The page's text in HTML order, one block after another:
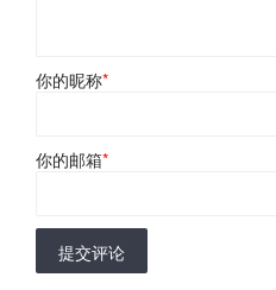
你的昵称*
你的邮箱*
提交评论